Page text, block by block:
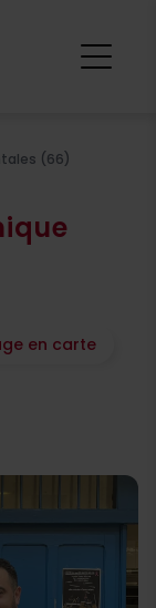
(66)
en carte